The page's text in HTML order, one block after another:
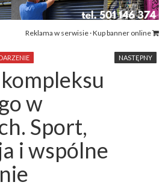
Reklama w serwisie · Kup banner online
NASTĘPNY
w
Sport,
i wspólne